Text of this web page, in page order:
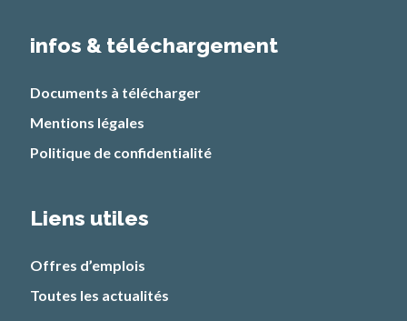
infos & téléchargement
Documents à télécharger
Mentions légales
Politique de confidentialité
Liens utiles
Offres d’emplois
Toutes les actualités